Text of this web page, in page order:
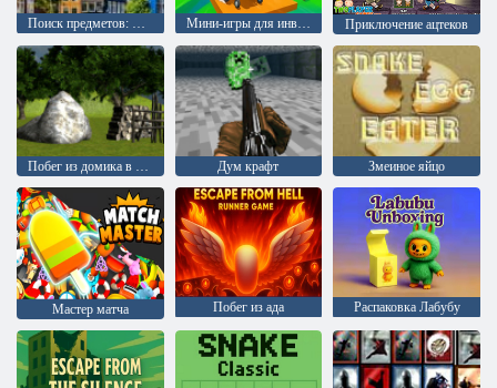
Поиск предметов: Амстердам Мини-игры для инвалидных колясок Приключение ацтеков
Побег из домика в лесу: Эпизод 2 Дум крафт Змеиное яйцо
Мастер матча Побег из ада Распаковка Лабубу